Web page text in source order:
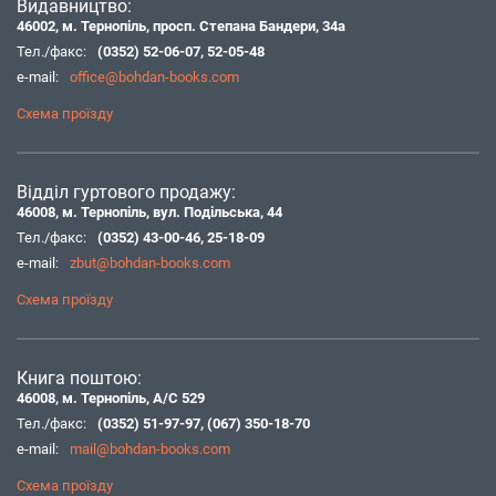
Видавництво:
46002, м. Тернопіль, просп. Степана Бандери, 34а
Тел./факс:
(0352) 52-06-07, 52-05-48
e-mail:
office@bohdan-books.com
Схема проїзду
Відділ гуртового продажу:
46008, м. Тернопіль, вул. Подільська, 44
Тел./факс:
(0352) 43-00-46, 25-18-09
e-mail:
zbut@bohdan-books.com
Схема проїзду
Книга поштою:
46008, м. Тернопіль, А/С 529
Тел./факс:
(0352) 51-97-97, (067) 350-18-70
e-mail:
mail@bohdan-books.com
Схема проїзду